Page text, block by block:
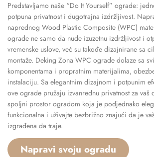
Predstavljamo naše “Do It Yourself” ograde:
potpuna privatnost i dugotrajna izdržljivost.
naprednog Wood Plastic Composite (WPC)
ograde ne samo da nude izuzetnu izdržljivost i
vremenske uslove, već su takođe dizajnirane sa
montaže. Deking Zona WPC ograde dolaze sa
komponentama i propratnim materijalima,
instalaciju. Sa elegantnim dizajnom i potpunim
ove ograde pružaju izvanrednu privatnost za vaš
spoljni prostor ogradom koja je podjednako
funkcionalna i uživajte bezbrižno znajući da je
izgrađena da traje.
Napravi svoju ogradu